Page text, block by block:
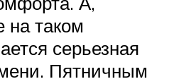
на таком
серьезная
Пятничным